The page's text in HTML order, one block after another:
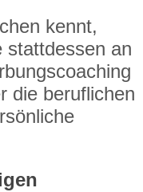
kennt,
stattdessen an
die beruflichen